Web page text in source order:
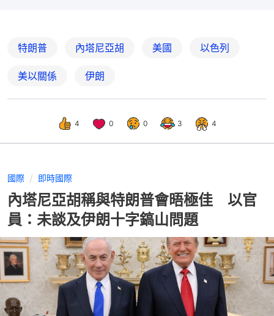
特朗普 內塔尼亞胡 美國 以色列
美以關係 伊朗
4 0 0 3 4
國際 即時國際
內塔尼亞胡稱與特朗普會晤極佳 以官
員：未談及伊朗十字鎬山問題